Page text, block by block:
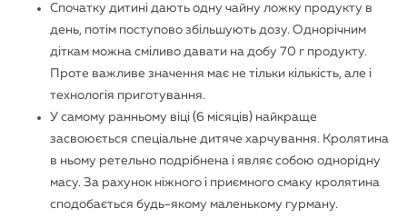
Спочатку дитині дають одну чайну ложку продукту в
день, потім поступово збільшують дозу. Однорічним
діткам можна сміливо давати на добу 70 г продукту.
Проте важливе значення має не тільки кількість, але і
технологія приготування.
У самому ранньому віці (6 місяців) найкраще
засвоюється спеціальне дитяче харчування. Кролятина
в ньому ретельно подрібнена і являє собою однорідну
масу. За рахунок ніжного і приємного смаку кролятина
сподобається будь-якому маленькому гурману.